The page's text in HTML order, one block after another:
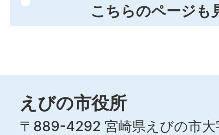
こちらのページも
えびの市役所
〒889-4292 宮崎県えびの市大